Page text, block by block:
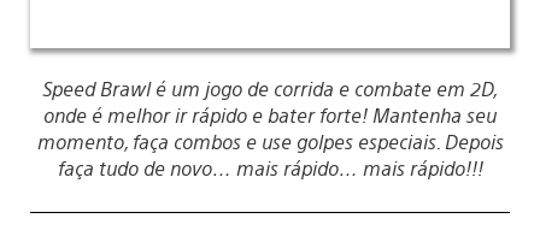
Speed Brawl é um jogo de corrida e combate em 2D,
onde é melhor ir rápido e bater forte! Mantenha seu
momento, faça combos e use golpes especiais. Depois
faça tudo de novo… mais rápido… mais rápido!!!